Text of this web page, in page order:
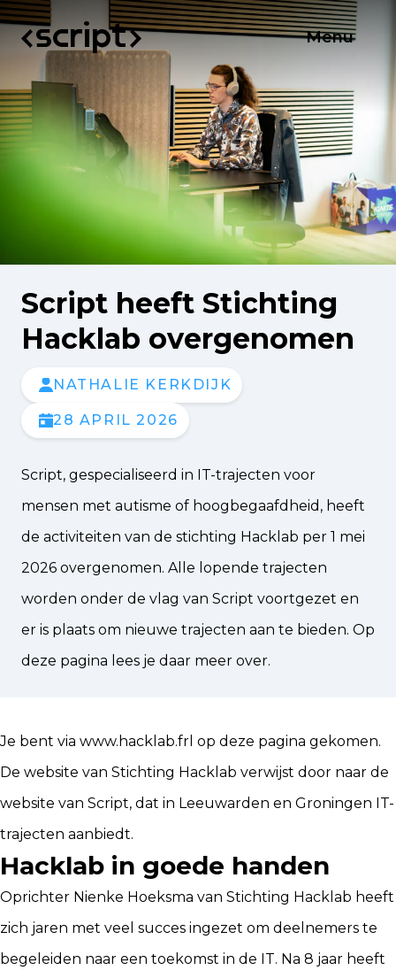
Menu
Script heeft Stichting
Hacklab overgenomen
NATHALIE KERKDIJK
28 APRIL 2026
Script, gespecialiseerd in IT-trajecten voor
mensen met autisme of hoogbegaafdheid, heeft
de activiteiten van de stichting Hacklab per 1 mei
2026 overgenomen. Alle lopende trajecten
worden onder de vlag van Script voortgezet en
er is plaats om nieuwe trajecten aan te bieden. Op
deze pagina lees je daar meer over.
Je bent via www.hacklab.frl op deze pagina gekomen.
De website van Stichting Hacklab verwijst door naar de
website van Script, dat in Leeuwarden en Groningen IT-
trajecten aanbiedt.
Hacklab in goede handen
Oprichter Nienke Hoeksma van Stichting Hacklab heeft
zich jaren met veel succes ingezet om deelnemers te
begeleiden naar een toekomst in de IT. Na 8 jaar heeft